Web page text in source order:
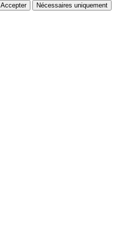
Accepter Nécessaires uniquement